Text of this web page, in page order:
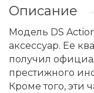
Описание
Модель DS
аксессуар. Ее
получил
престижного
Кроме того, эти